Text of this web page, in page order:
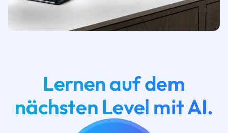
Lernen auf dem
nächsten Level mit AI.